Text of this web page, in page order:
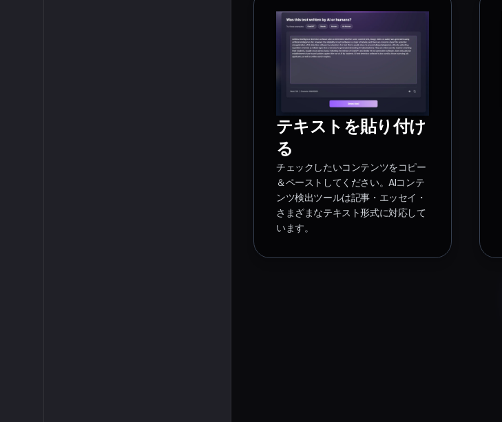
テキストを貼り付け
る
チェックしたいコンテンツをコピー
＆ペーストしてください。AIコンテ
ンツ検出ツールは記事・エッセイ・
さまざまなテキスト形式に対応して
います。